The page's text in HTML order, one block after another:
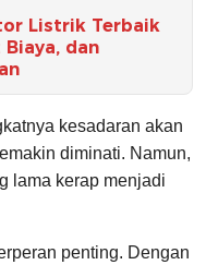
Listrik Terbaik
dan
kesadaran akan
diminati. Namun,
lama kerap menjadi
penting. Dengan